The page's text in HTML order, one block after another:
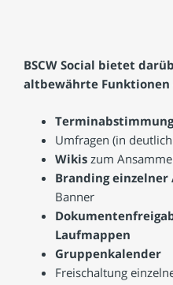
BSCW Social bietet
altbewährte Funktionen
Umfragen (in
Wikis zum
Branding
Banner
Laufmappen
Gruppenkalender
Freischaltung